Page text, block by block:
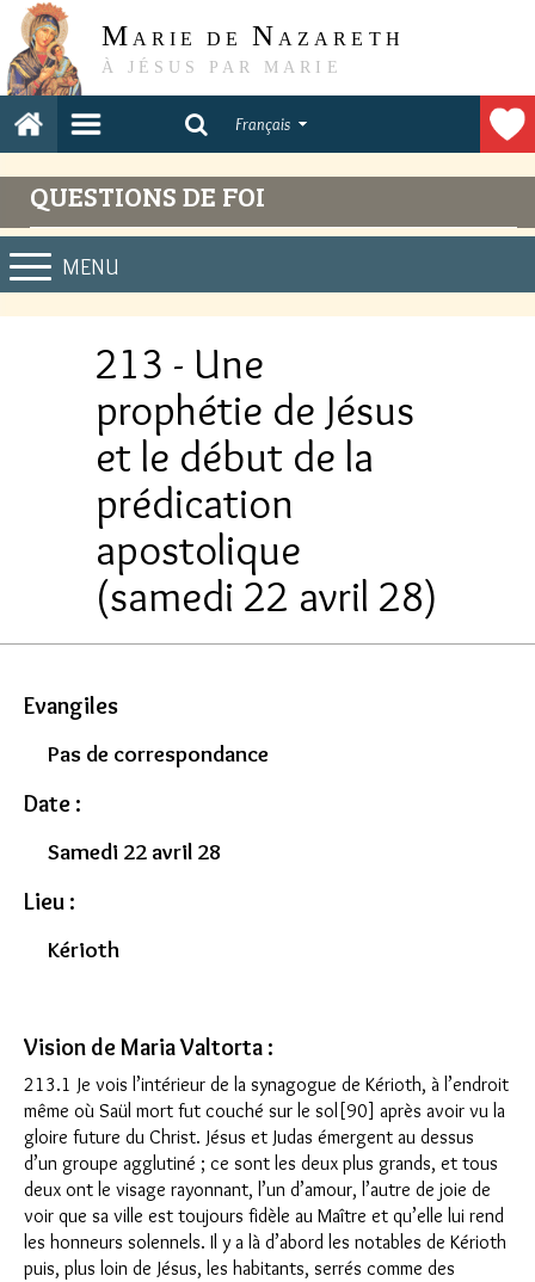
M ARIE DE N AZARETH
À JÉSUS PAR MARIE
Français
QUESTIONS DE FOI
MENU
213 - Une
prophétie de Jésus
et le début de la
prédication
apostolique
(samedi 22 avril 28)
Evangiles
Pas de correspondance
Date :
Samedi 22 avril 28
Lieu :
Kérioth
Vision de Maria Valtorta :
213.1 Je vois l’intérieur de la synagogue de Kérioth, à l’endroit
même où Saül mort fut couché sur le sol[90] après avoir vu la
gloire future du Christ. Jésus et Judas émergent au dessus
d’un groupe agglutiné ; ce sont les deux plus grands, et tous
deux ont le visage rayonnant, l’un d’amour, l’autre de joie de
voir que sa ville est toujours fidèle au Maître et qu’elle lui rend
les honneurs solennels. Il y a là d’abord les notables de Kérioth
puis, plus loin de Jésus, les habitants, serrés comme des